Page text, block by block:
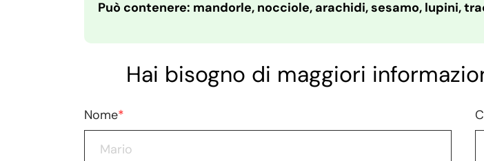
Può contenere: mandorle, nocciole, arachidi, sesamo, lupini,
Hai bisogno di maggiori
Nome*